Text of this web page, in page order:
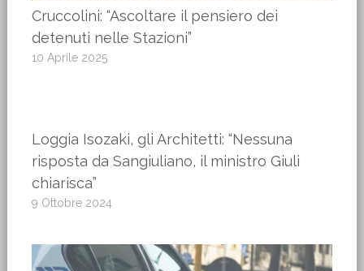
Cruccolini: “Ascoltare il pensiero dei
detenuti nelle Stazioni”
10 Aprile 2025
Loggia Isozaki, gli Architetti: “Nessuna
risposta da Sangiuliano, il ministro Giuli
chiarisca”
9 Ottobre 2024